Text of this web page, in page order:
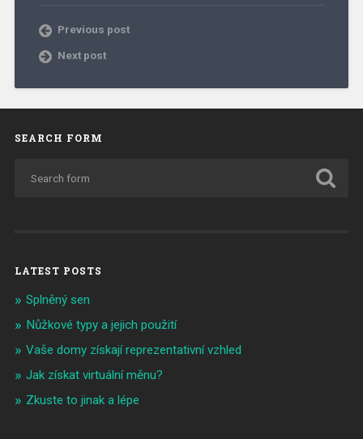
Previous post
Next post
SEARCH FORM
LATEST POSTS
Splněný sen
Nůžkové typy a jejich použití
Vaše domy získají reprezentativní vzhled
Jak získat virtuální měnu?
Zkuste to jinak a lépe